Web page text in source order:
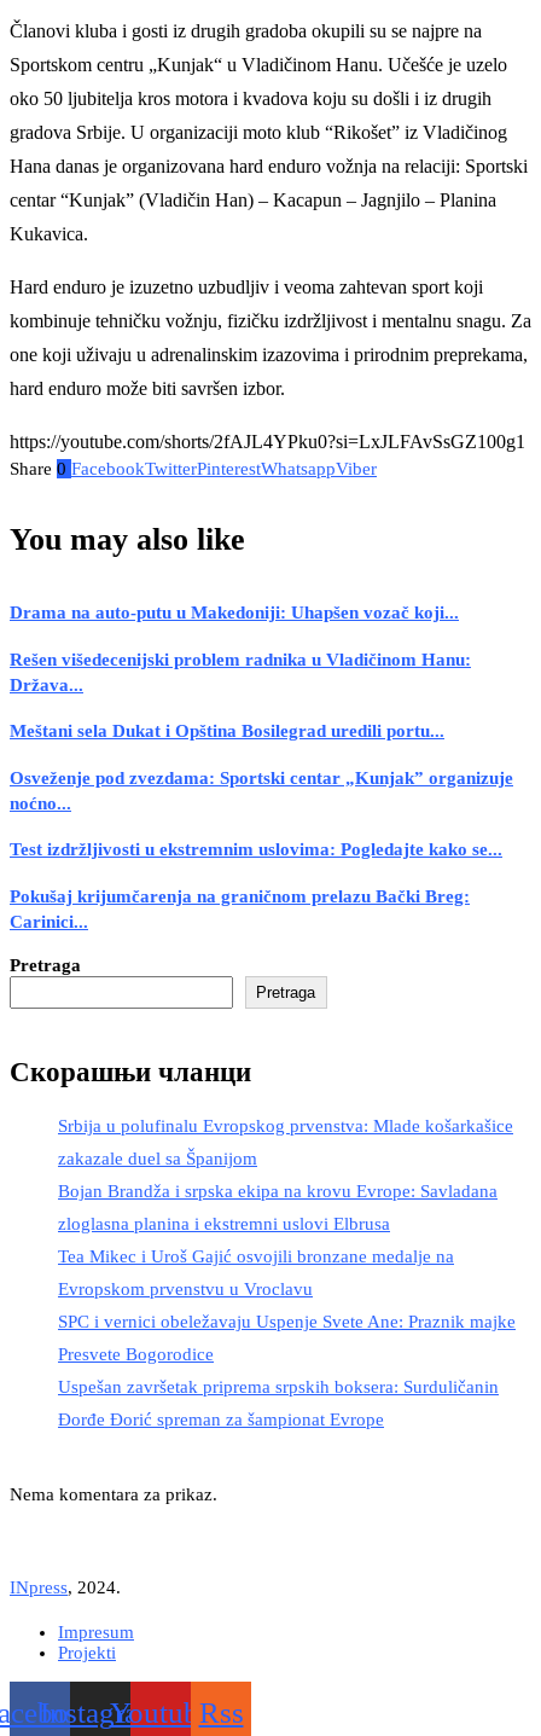
Članovi kluba i gosti iz drugih gradoba okupili su se najpre na
Sportskom centru „Kunjak“ u Vladičinom Hanu. Učešće je uzelo
oko 50 ljubitelja kros motora i kvadova koju su došli i iz drugih
gradova Srbije. U organizaciji moto klub “Rikošet” iz Vladičinog
Hana danas je organizovana hard enduro vožnja na relaciji: Sportski
centar “Kunjak” (Vladičin Han) – Kacapun – Jagnjilo – Planina
Kukavica.
Hard enduro je izuzetno uzbudljiv i veoma zahtevan sport koji
kombinuje tehničku vožnju, fizičku izdržljivost i mentalnu snagu. Za
one koji uživaju u adrenalinskim izazovima i prirodnim preprekama,
hard enduro može biti savršen izbor.
https://youtube.com/shorts/2fAJL4YPku0?si=LxJLFAvSsGZ100g1
Share 0 FacebookTwitterPinterestWhatsappViber
You may also like
Drama na auto-putu u Makedoniji: Uhapšen vozač koji...
Rešen višedecenijski problem radnika u Vladičinom Hanu:
Država...
Meštani sela Dukat i Opština Bosilegrad uredili portu...
Osveženje pod zvezdama: Sportski centar „Kunjak” organizuje
noćno...
Test izdržljivosti u ekstremnim uslovima: Pogledajte kako se...
Pokušaj krijumčarenja na graničnom prelazu Bački Breg:
Carinici...
Pretraga
Pretraga
Скорашњи чланци
Srbija u polufinalu Evropskog prvenstva: Mlade košarkašice
zakazale duel sa Španijom
Bojan Brandža i srpska ekipa na krovu Evrope: Savladana
zloglasna planina i ekstremni uslovi Elbrusa
Tea Mikec i Uroš Gajić osvojili bronzane medalje na
Evropskom prvenstvu u Vroclavu
SPC i vernici obeležavaju Uspenje Svete Ane: Praznik majke
Presvete Bogorodice
Uspešan završetak priprema srpskih boksera: Surduličanin
Đorđe Đorić spreman za šampionat Evrope
Nema komentara za prikaz.
INpress, 2024.
Impresum
Projekti
InstagramYoutubeRss